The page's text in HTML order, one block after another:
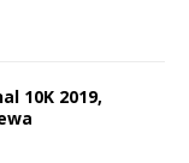
10K 2019,